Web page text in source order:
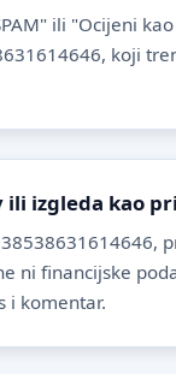
ili "Ocijeni kao
koji
izgleda kao
ni financijske
i komentar.